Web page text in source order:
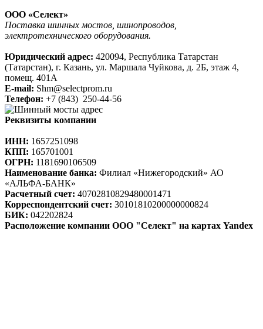
ООО «Селект»
Поставка шинных мостов, шинопроводов,
электротехнического оборудования.
Юридический адрес: 420094, Республика Татарстан
(Татарстан), г. Казань, ул. Маршала Чуйкова, д. 2Б, этаж 4,
помещ. 401А
E-mail: Shm@selectprom.ru
Телефон: +7 (843) 250-44-56
Реквизиты компании
ИНН: 1657251098
КПП: 165701001
ОГРН: 1181690106509
Наименование банка: Филиал «Нижегородский» АО
«АЛЬФА-БАНК»
Расчетный счет: 40702810829480001471
Корреспондентский счет: 30101810200000000824
БИК: 042202824
Расположение компании ООО "Селект" на картах Yandex